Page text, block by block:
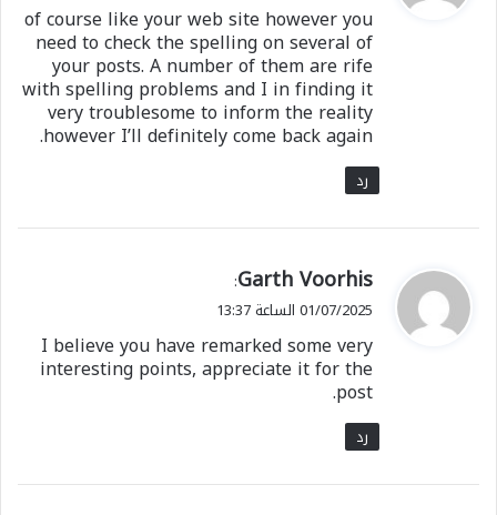
ل
of course like your web site however you
need to check the spelling on several of
your posts. A number of them are rife
with spelling problems and I in finding it
very troublesome to inform the reality
however I’ll definitely come back again.
رد
ي
ق
ل
Garth Voorhis
:
01/07/2025 الساعة 13:37
I believe you have remarked some very
interesting points, appreciate it for the
post.
رد